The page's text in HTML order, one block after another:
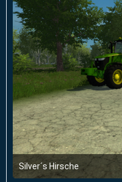
Silver´s Hirsche
30. Mai 2014 um 22:33